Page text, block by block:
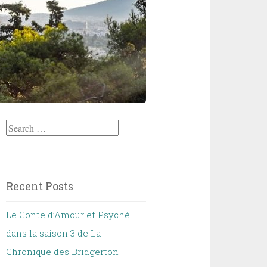
Search
Recent Posts
Le Conte d’Amour et Psyché
dans la saison 3 de La
Chronique des Bridgerton